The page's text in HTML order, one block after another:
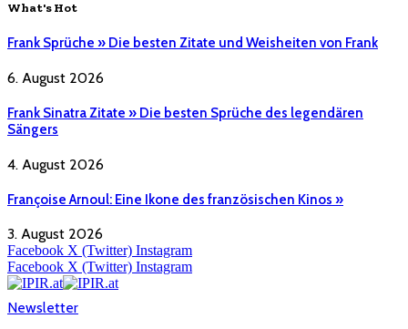
What's Hot
Frank Sprüche » Die besten Zitate und Weisheiten von Frank
6. August 2026
Frank Sinatra Zitate » Die besten Sprüche des legendären
Sängers
4. August 2026
Françoise Arnoul: Eine Ikone des französischen Kinos »
3. August 2026
Facebook X (Twitter) Instagram
Facebook X (Twitter) Instagram
Newsletter